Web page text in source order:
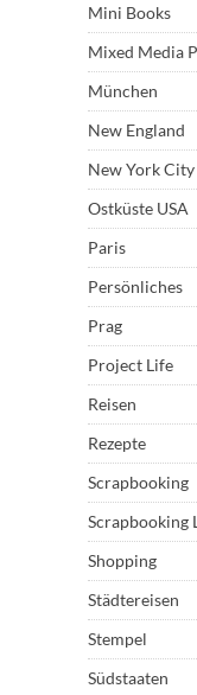
Mini Books
Mixed Media
München
New England
New York City
Ostküste USA
Paris
Persönliches
Prag
Project Life
Reisen
Rezepte
Scrapbooking
Scrapbooking
Shopping
Städtereisen
Stempel
Südstaaten